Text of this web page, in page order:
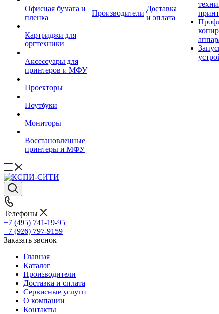
Офисная бумага и
пленка
Картриджи для
оргтехники
Аксессуары для
принтеров и МФУ
Проекторы
Ноутбуки
Мониторы
Восстановленные
принтеры и МФУ
Производители
Доставка
и оплата
Телефоны
+7 (495) 741-19-95
+7 (926) 797-9159
Заказать звонок
Главная
Каталог
Производители
Доставка и оплата
Сервисные услуги
О компании
Контакты